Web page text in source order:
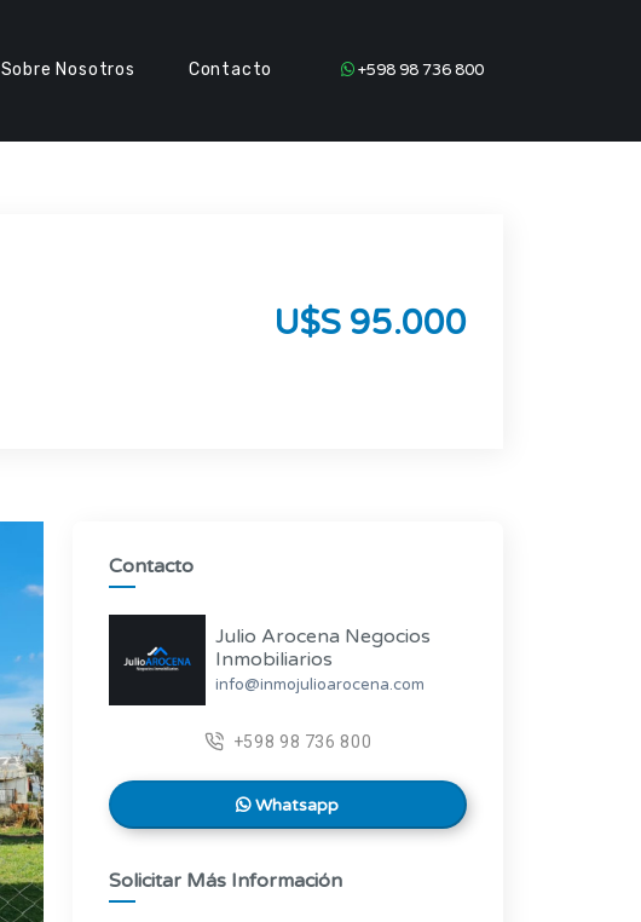
Sobre Nosotros Contacto +598 98 736 800
U$S 95.000
Contacto
Julio Arocena Negocios
Inmobiliarios
info@inmojulioarocena.com
+598 98 736 800
Whatsapp
Solicitar Más Información